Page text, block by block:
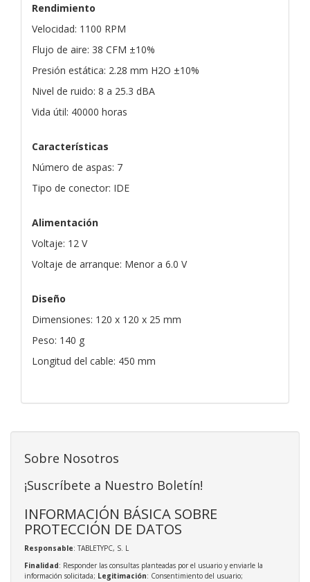
Rendimiento
Velocidad: 1100 RPM
Flujo de aire: 38 CFM ±10%
Presión estática: 2.28 mm H2O ±10%
Nivel de ruido: 8 a 25.3 dBA
Vida útil: 40000 horas
Características
Número de aspas: 7
Tipo de conector: IDE
Alimentación
Voltaje: 12 V
Voltaje de arranque: Menor a 6.0 V
Diseño
Dimensiones: 120 x 120 x 25 mm
Peso: 140 g
Longitud del cable: 450 mm
Sobre Nosotros
¡Suscríbete a Nuestro Boletín!
INFORMACIÓN BÁSICA SOBRE
PROTECCIÓN DE DATOS
Responsable: TABLETYPC, S. L
Finalidad: Responder las consultas planteadas por el usuario y enviarle la
información solicitada; Legitimación: Consentimiento del usuario;